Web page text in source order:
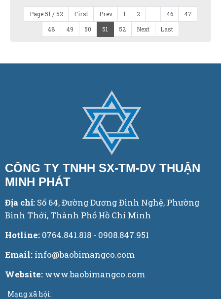
Page 51 / 52 First Prev 1 2 46
47
48
49 50 51 52 Next Last
CÔNG TY TNHH SX-TM-DV THUẬN
MINH PHÁT
Địa chỉ: Số 64, Đường Dương Đình Nghệ, Phường
Bình Thới, Thành Phố Hồ Chí Minh
Hotline: 0764.841.818 - 0908.847.951
Email: info@baobimangco.com
Website: www.baobimangco.com
Mạng xã hội: